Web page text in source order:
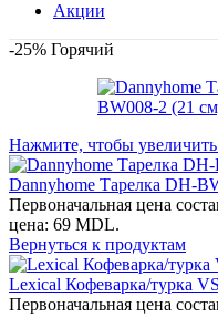
Акции
-25% Горячий
Нажмите, чтобы
Dannyhome Тарелка DH-
Первоначальная цена
цена: 69 MDL.
Вернуться к продуктам
Lexical Кофеварка/турка
Первоначальная цена